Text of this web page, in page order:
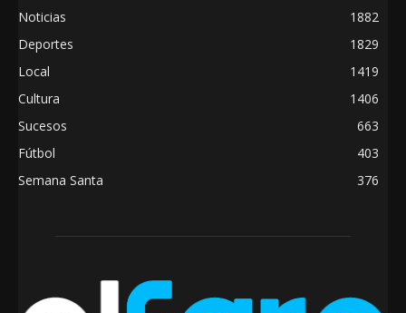
Noticias
1882
Deportes
1829
Local
1419
Cultura
1406
Sucesos
663
Fútbol
403
Semana Santa
376